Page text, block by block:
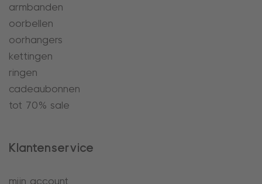
armbanden
oorbellen
oorhangers
kettingen
ringen
cadeaubonnen
tot 70% sale
Klantenservice
mijn account